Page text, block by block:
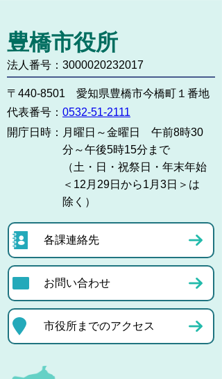
豊橋市役所
法人番号：3000020232017
〒440-8501 愛知県豊橋市今橋町１番地
代表番号： 0532-51-2111
開庁日時： 月曜日～金曜日 午前8時30
分～午後5時15分まで
（土・日・祝祭日・年末年始
＜12月29日から1月3日＞は
除く）
各課連絡先
お問い合わせ
市役所までのアクセス